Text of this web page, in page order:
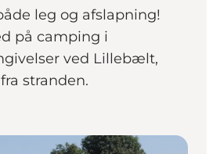
leg og afslapning!
på camping i
ved Lillebælt,
stranden.